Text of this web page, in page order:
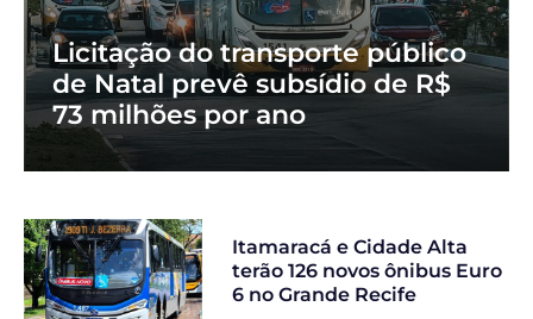
Licitação do transporte público
de Natal prevê subsídio de R$
73 milhões por ano
Itamaracá e Cidade Alta
terão 126 novos ônibus Euro
6 no Grande Recife